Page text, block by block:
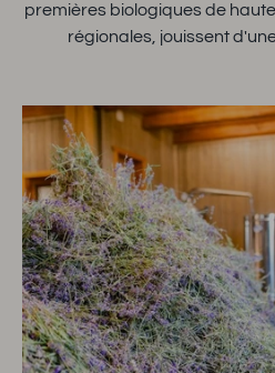
premières biologiques de
régionales, jouissent